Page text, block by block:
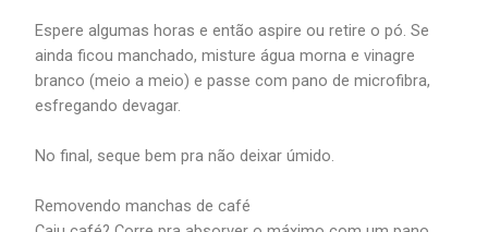
Espere algumas horas e então aspire ou retire o pó. Se
ainda ficou manchado, misture água morna e vinagre
branco (meio a meio) e passe com pano de microfibra,
esfregando devagar.
No final, seque bem pra não deixar úmido.
Removendo manchas de café